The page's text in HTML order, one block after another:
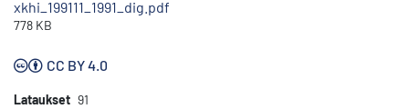
xkhi_199111_1991_dig.pdf
778 KB
CC BY 4.0
Lataukset 91